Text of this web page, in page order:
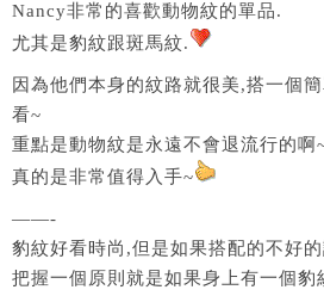
Nancy非常的喜歡動物紋的單品.
尤其是豹紋跟斑馬紋.
因為他們本身的紋路就很美,搭一個
看~
重點是動物紋是永遠不會退流行的啊
真的是非常值得入手~
——-
豹紋好看時尚,但是如果搭配的不好
把握一個原則就是如果身上有一個豹